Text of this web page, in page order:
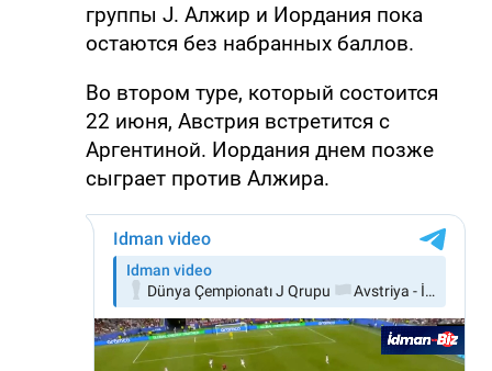
группы J. Алжир и Иордания пока
остаются без набранных баллов.
Во втором туре, который состоится
22 июня, Австрия встретится с
Аргентиной. Иордания днем позже
сыграет против Алжира.